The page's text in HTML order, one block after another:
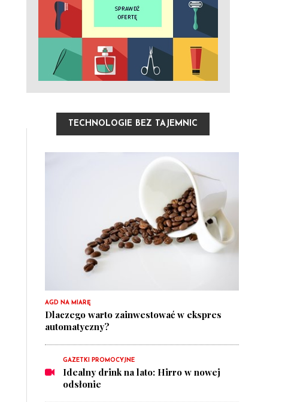
TECHNOLOGIE BEZ TAJEMNIC
AGD NA MIARĘ
Dlaczego warto zainwestować w ekspres
automatyczny?
GAZETKI PROMOCYJNE
Idealny drink na lato: Hirro w nowej
odsłonie